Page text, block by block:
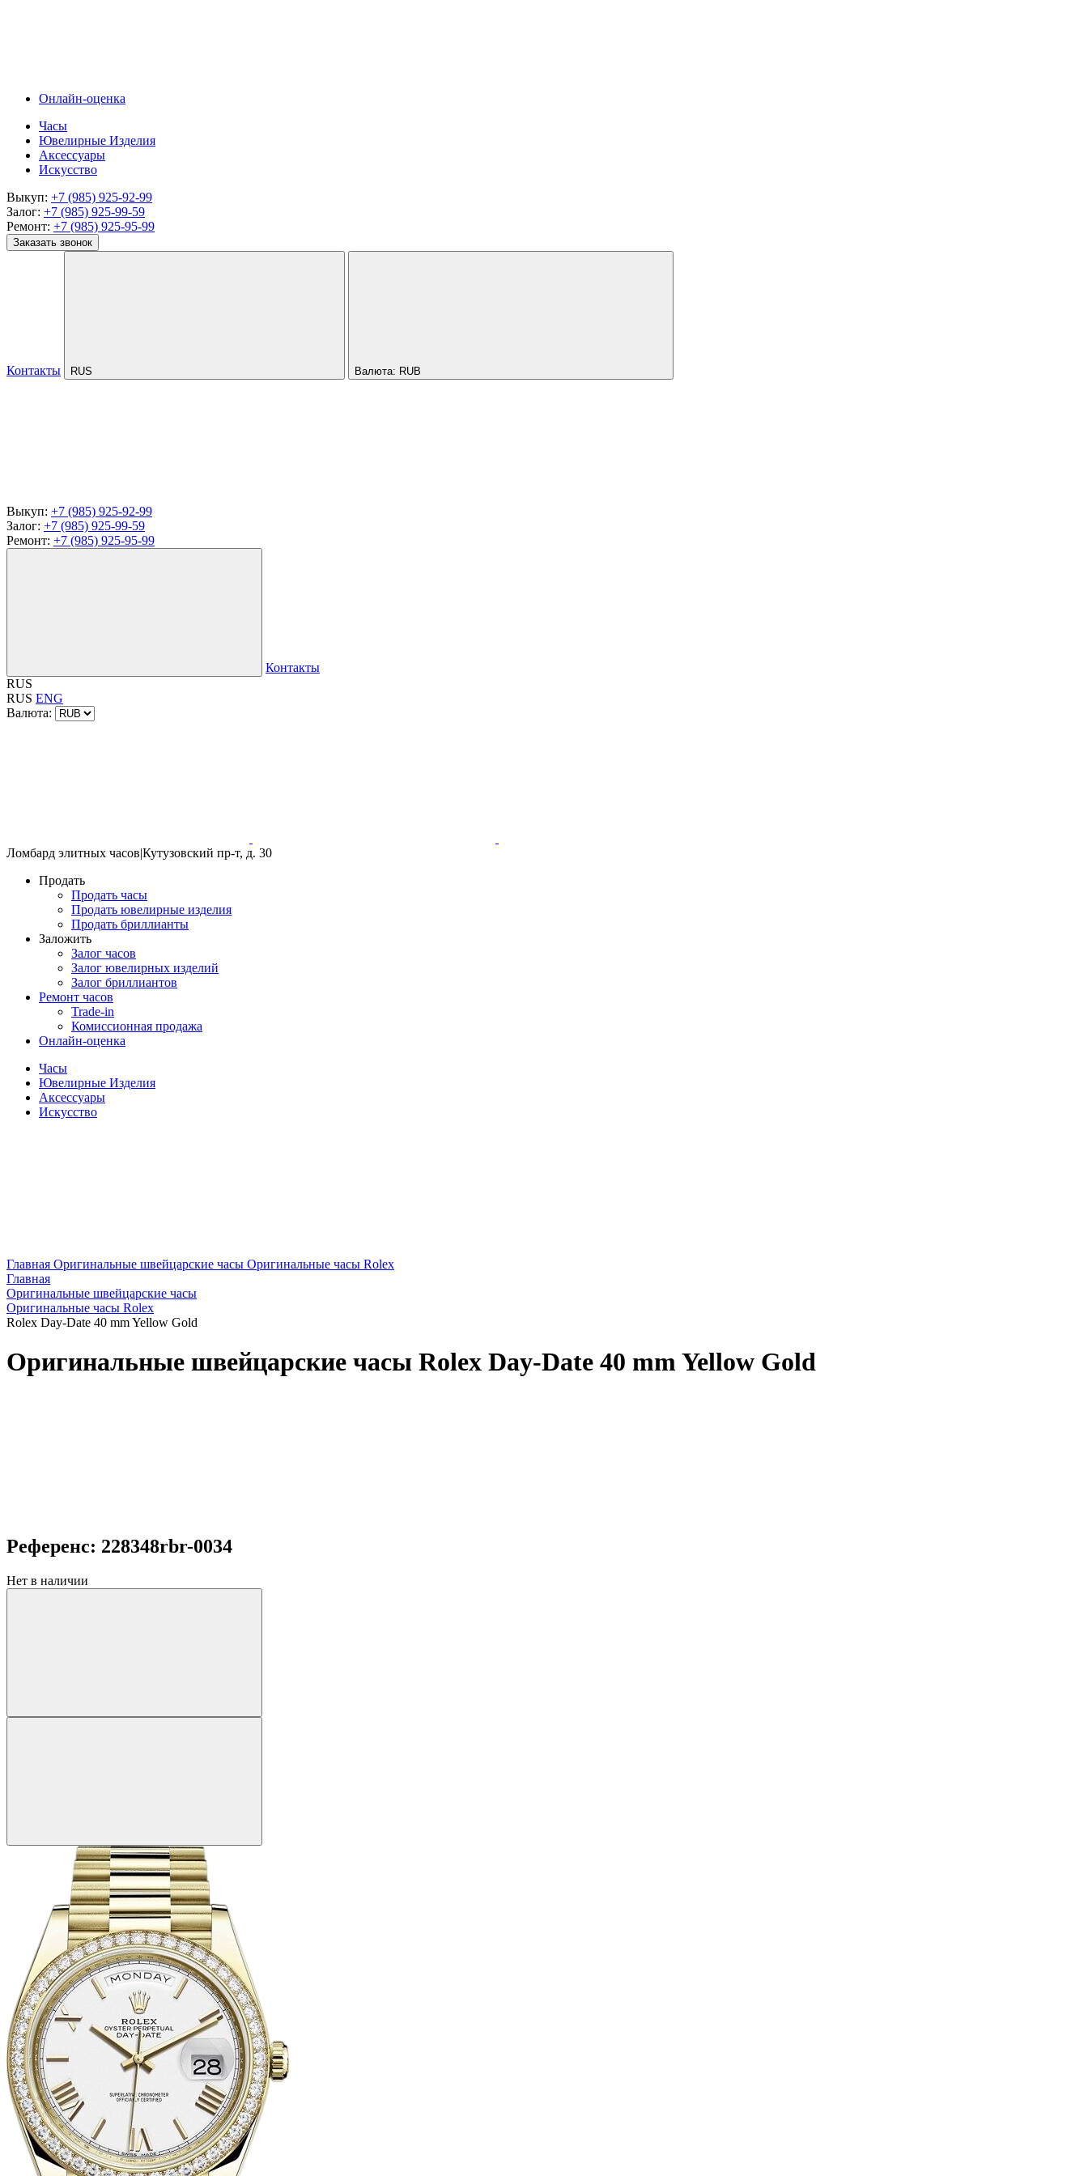
Онлайн-оценка
Часы
Ювелирные Изделия
Аксессуары
Искусство
Выкуп: +7 (985) 925-92-99
Залог: +7 (985) 925-99-59
Ремонт: +7 (985) 925-95-99
Заказать звонок
Контакты RUS Валюта: RUB
Выкуп: +7 (985) 925-92-99
Залог: +7 (985) 925-99-59
Ремонт: +7 (985) 925-95-99
Контакты
RUS
RUS ENG
Валюта:
Ломбард элитных часов|Кутузовский пр-т, д. 30
Продать
Продать часы
Продать ювелирные изделия
Продать бриллианты
Заложить
Залог часов
Залог ювелирных изделий
Залог бриллиантов
Ремонт часов
Trade-in
Комиссионная продажа
Онлайн-оценка
Часы
Ювелирные Изделия
Аксессуары
Искусство
Главная Оригинальные швейцарские часы Оригинальные часы Rolex
Главная
Оригинальные швейцарские часы
Оригинальные часы Rolex
Rolex Day-Date 40 mm Yellow Gold
Оригинальные швейцарские часы Rolex Day-Date 40 mm Yellow Gold
Референс: 228348rbr-0034
Нет в наличии